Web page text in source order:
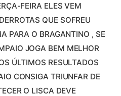
FEIRA ELES VEM
QUE SOFREU
PARA O BRAGANTINO , SE
JOGA BEM MELHOR
ÚLTIMOS RESULTADOS
CONSIGA TRIUNFAR DE
O LISCA DEVE